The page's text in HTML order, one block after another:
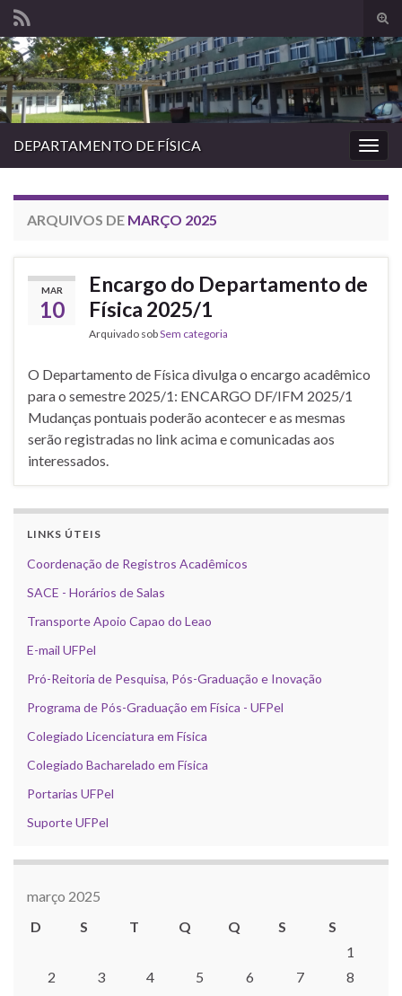
de
Search for:
DEPARTAMENTO DE FÍSICA
ARQUIVOS DE MARÇO 2025
MAR
10
Encargo do Departamento de
Física 2025/1
Arquivado sobSem categoria
O Departamento de Física divulga o encargo acadêmico
para o semestre 2025/1: ENCARGO DF/IFM 2025/1
Mudanças pontuais poderão acontecer e as mesmas
serão registradas no link acima e comunicadas aos
interessados.
LINKS ÚTEIS
Coordenação de Registros Acadêmicos
SACE - Horários de Salas
Transporte Apoio Capao do Leao
E-mail UFPel
Pró-Reitoria de Pesquisa, Pós-Graduação e Inovação
Programa de Pós-Graduação em Física - UFPel
Colegiado Licenciatura em Física
Colegiado Bacharelado em Física
Portarias UFPel
Suporte UFPel
março 2025
D
S T Q Q S
S
1
2
3 4 5 6 7
8